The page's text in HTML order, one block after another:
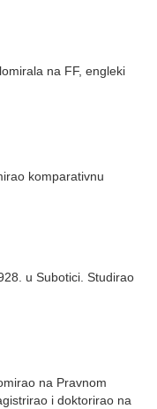
na FF, engleki
komparativnu
u Subotici. Studirao
na Pravnom
i doktorirao na